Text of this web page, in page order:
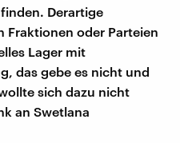
Derartige
Fraktionen oder Parteien
Lager mit
das gebe es nicht und
sich dazu nicht
an Swetlana